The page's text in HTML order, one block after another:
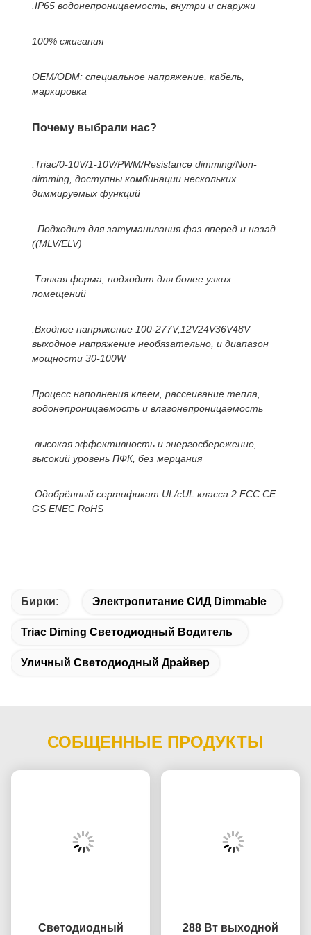
.IP65 водонепроницаемость, внутри и снаружи
100% сжигания
OEM/ODM: специальное напряжение, кабель,
маркировка
Почему выбрали нас?
.Triac/0-10V/1-10V/PWM/Resistance dimming/Non-
dimming, доступны комбинации нескольких
диммируемых функций
. Подходит для затуманивания фаз вперед и назад
((MLV/ELV)
.Тонкая форма, подходит для более узких
помещений
.Входное напряжение 100-277V,12V24V36V48V
выходное напряжение необязательно, и диапазон
мощности 30-100W
Процесс наполнения клеем, рассеивание тепла,
водонепроницаемость и влагонепроницаемость
.высокая эффективность и энергосбережение,
высокий уровень ПФК, без мерцания
.Одобрённый сертификат UL/cUL класса 2 FCC CE
GS ENEC RoHS
Бирки: Электропитание СИД Dimmable
Triac Diming Светодиодный Водитель
Уличный Светодиодный Драйвер
СОБЩЕННЫЕ ПРОДУКТЫ
Светодиодный
288 Вт выходной